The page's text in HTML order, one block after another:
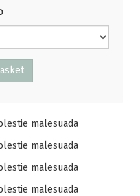
malesuada
malesuada
malesuada
malesuada